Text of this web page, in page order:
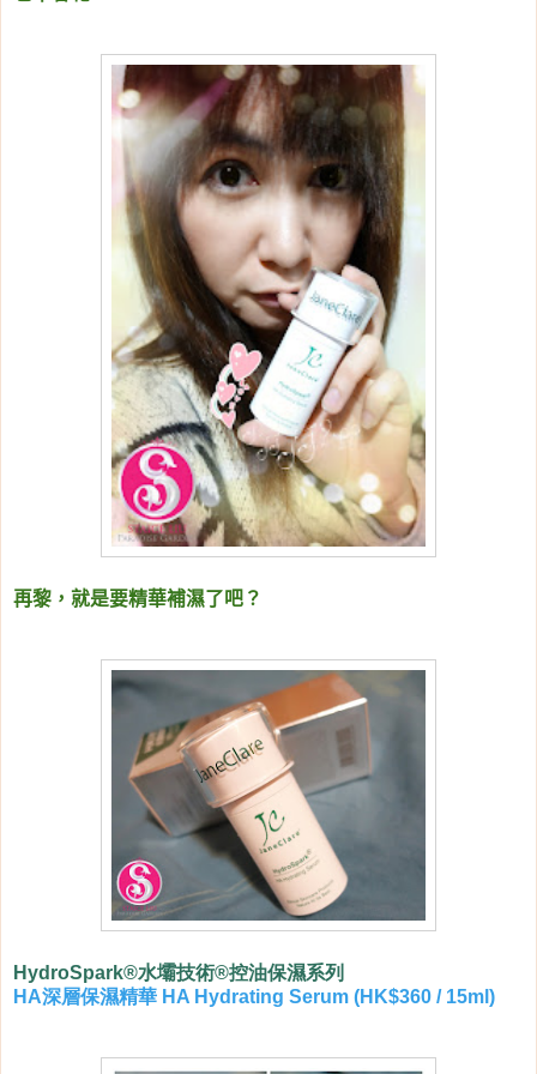
再黎，就是要精華補濕了吧？
HydroSpark®水壩技術®控油保濕系列
HA深層保濕精華 HA Hydrating Serum (HK$360 / 15ml)